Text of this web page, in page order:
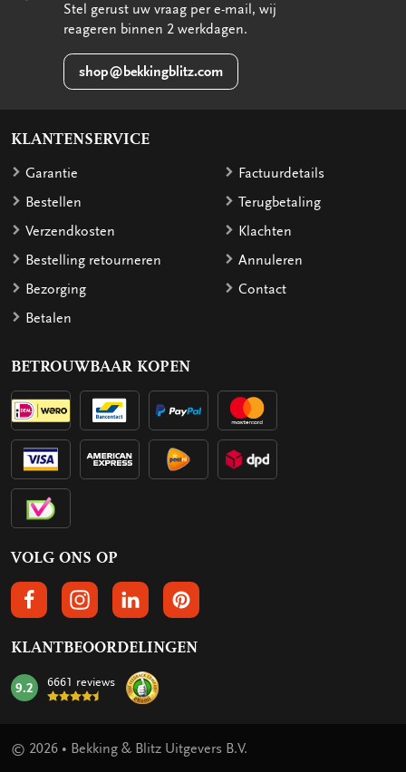
Stel gerust uw vraag per e-mail, wij
reageren binnen 2 werkdagen.
shop@bekkingblitz.com
KLANTENSERVICE
Garantie
Bestellen
Verzendkosten
Bestelling retourneren
Bezorging
Betalen
Factuurdetails
Terugbetaling
Klachten
Annuleren
Contact
BETROUWBAAR KOPEN
VOLG ONS OP
VOLGS ONS OP FACEBOOK
VOLG ONS OP INSTAGRAM
VOLG ONS OP LINKEDIN
VOLG ONS OP PINTEREST
KLANTBEOORDELINGEN
mark:
9.2 6661 reviews
© 2026 • Bekking & Blitz Uitgevers B.V.